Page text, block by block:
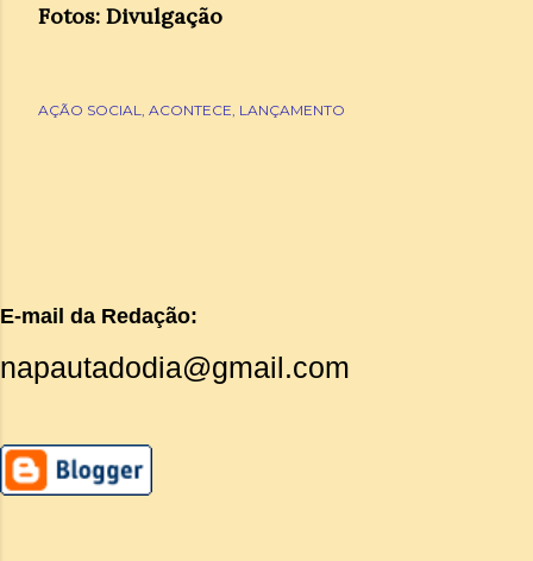
Fotos: Divulgação
AÇÃO SOCIAL ACONTECE LANÇAMENTO
E-mail da Redação:
napautadodia@gmail.com